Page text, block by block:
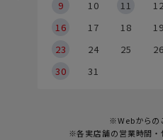
9
10 11 12
16
17 18 19
23
24 25 26
30
31
※Webからの
※各実店舗の営業時間・